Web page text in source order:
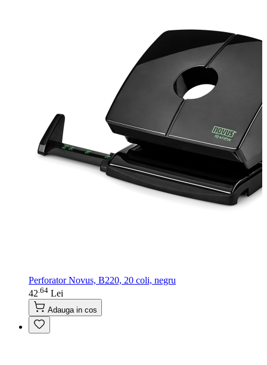
Perforator Novus, B220, 20 coli, negru
42 64 Lei
Adauga in cos